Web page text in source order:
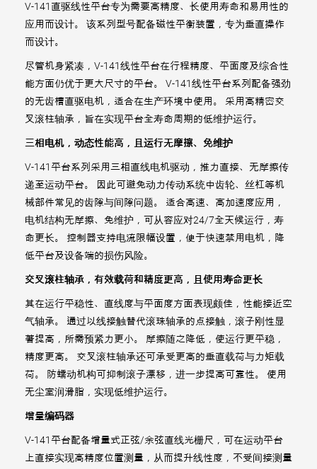
V-141直驱线性平台专为需要高精度、长使用寿命和易用性的
应用而设计。 该系列型号配备磁性平衡装置，专为垂直操作
而设计。
尽管机身紧凑，V-141线性平台在行程精度、平面度及综合性
能方面仍优于更大尺寸的平台。 V-141线性平台系列配备强劲
的无齿槽直驱电机，适合在生产环境中使用。 采用高精密交
叉滚柱轴承，旨在实现平台全寿命周期的低维护运行。
三相电机，动态性能高，且运行无摩擦、免维护
V-141平台系列采用三相直线电机驱动，推力直接、无摩擦传
递至运动平台。 因此可避免动力传动系统中齿轮、丝杠等机
械部件常见的齿隙与间隙问题。 适合高速、高加速度应用，
电机结构无摩擦、免维护，可从容应对24/7全天候运行，寿
命更长。 控制器支持电流限幅设置，便于快速禁用电机，降
低平台及设备端的损伤风险。
交叉滚柱轴承，有效载荷和精度更高，且使用寿命更长
其在运行平稳性、直线度与平面度方面表现颇佳，性能接近空
气轴承。 通过以线接触替代滚珠轴承的点接触，滚子刚性显
著提高，所需预紧力更小。 摩擦随之降低，使运行更平稳，
精度更高。 交叉滚柱轴承还可承受更高的垂直载荷与力矩载
荷。 防蠕动机构可抑制滚子漂移，进一步提高可靠性。 使用
无尘室润滑脂，实现低维护运行。
增量编码器
V-141平台配备增量式正弦/余弦直线光栅尺，可在运动平台
上直接实现高精度位置测量，从而提升线性度，不受间接测量